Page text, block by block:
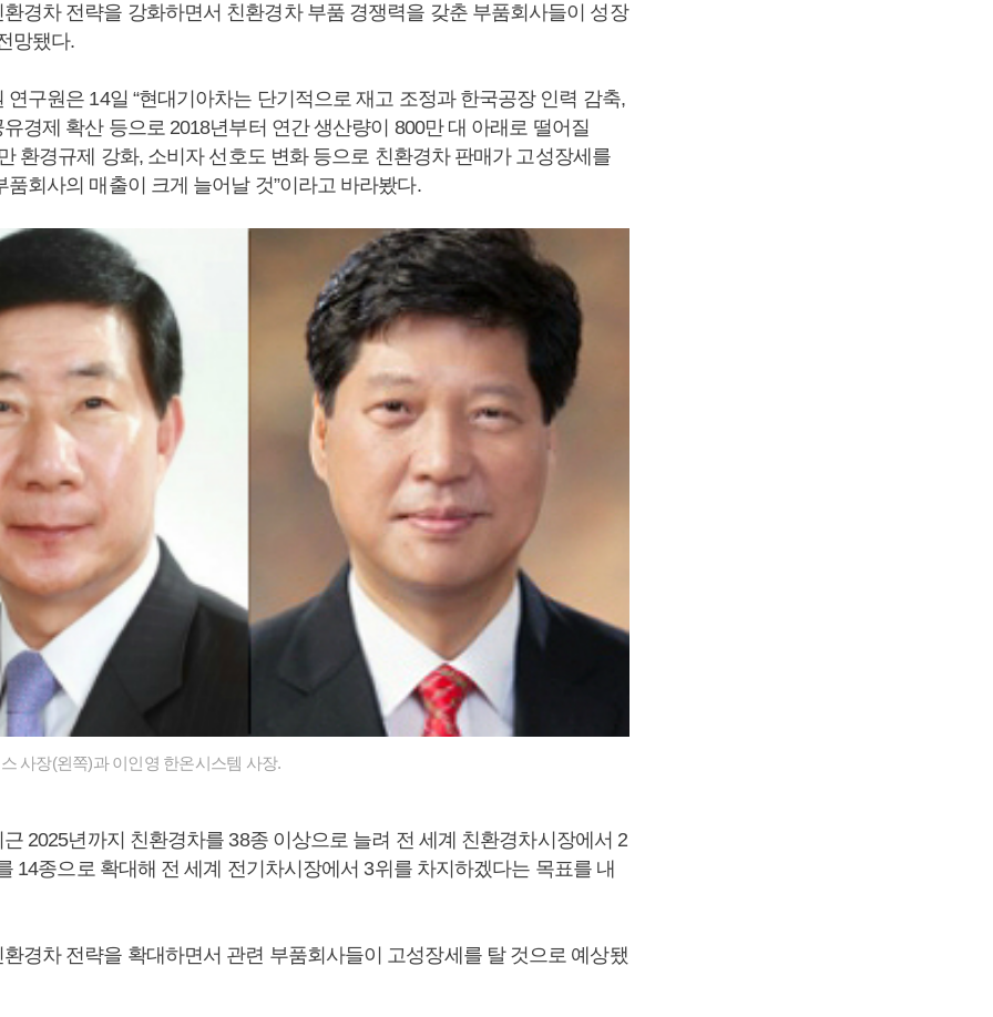
경차 전략을 강화하면서 친환경차 부품 경쟁력을 갖춘 부품회사들이 성장
망됐다.
연구원은 14일 “현대기아차는 단기적으로 재고 조정과 한국공장 인력 감축,
경제 확산 등으로 2018년부터 연간 생산량이 800만 대 아래로 떨어질
환경규제 강화, 소비자 선호도 변화 등으로 친환경차 판매가 고성장세를
품회사의 매출이 크게 늘어날 것”이라고 바라봤다.
사장(왼쪽)과 이인영 한온시스템 사장.
2025년까지 친환경차를 38종 이상으로 늘려 전 세계 친환경차시장에서 2
14종으로 확대해 전 세계 전기차시장에서 3위를 차지하겠다는 목표를 내
경차 전략을 확대하면서 관련 부품회사들이 고성장세를 탈 것으로 예상됐